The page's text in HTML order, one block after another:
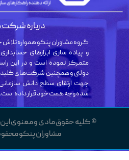
© کلیه حقوق مادی و معنوی
مشاوران پنکو
گروه مشاوران پنکو همواره تلاش
و پیاده سازی ابزارهای
متمرکز نموده است و در این
دولتی و همچنین شرکت‌های
جهت ارتقای سطح دانش
شده وجه همت خود قرار داده
درباره شرکت